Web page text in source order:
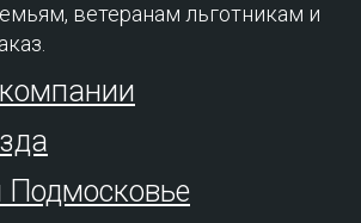
ветеранам льготникам и